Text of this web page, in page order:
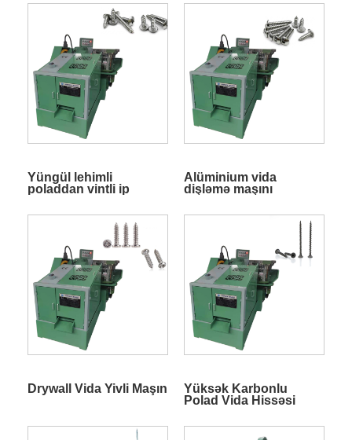
Yüngül lehimli
poladdan vintli ip
Alüminium vida
dişləmə maşını
Drywall Vida Yivli Maşın
Yüksək Karbonlu
Polad Vida Hissəsi
Maşın